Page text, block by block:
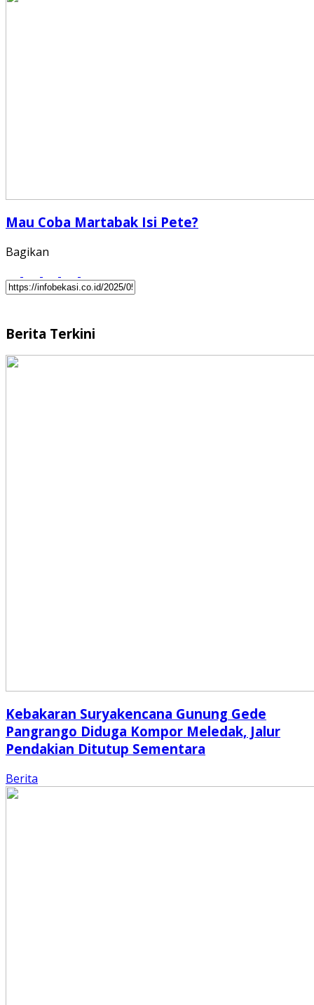
Mau Coba Martabak Isi Pete?
Bagikan
Berita Terkini
Kebakaran Suryakencana Gunung Gede
Pangrango Diduga Kompor Meledak, Jalur
Pendakian Ditutup Sementara
Berita